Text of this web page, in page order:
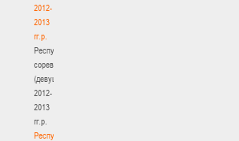
2012-
2013
гг.р.
Республиканские
соревнования
(девушки)
2012-
2013
гг.р.
Республиканские